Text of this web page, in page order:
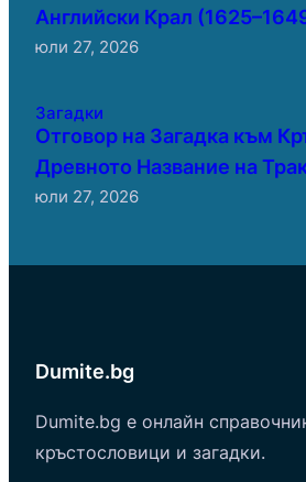
Английски Крал
юли 27, 2026
Загадки
Отговор на Загадка към
Древното Название на
юли 27, 2026
Dumite.bg
Dumite.bg е онлайн
кръстословици и загадки.